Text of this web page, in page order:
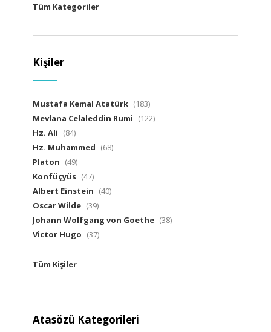
Tüm Kategoriler
Kişiler
Mustafa Kemal Atatürk (183)
Mevlana Celaleddin Rumi (122)
Hz. Ali (84)
Hz. Muhammed (68)
Platon (49)
Konfüçyüs (47)
Albert Einstein (40)
Oscar Wilde (39)
Johann Wolfgang von Goethe (38)
Victor Hugo (37)
Tüm Kişiler
Atasözü Kategorileri